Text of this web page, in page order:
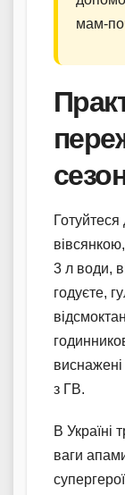
мам-
Готуйтеся
3 л води,
годуєте,
з ГВ.
В Україні
ваги